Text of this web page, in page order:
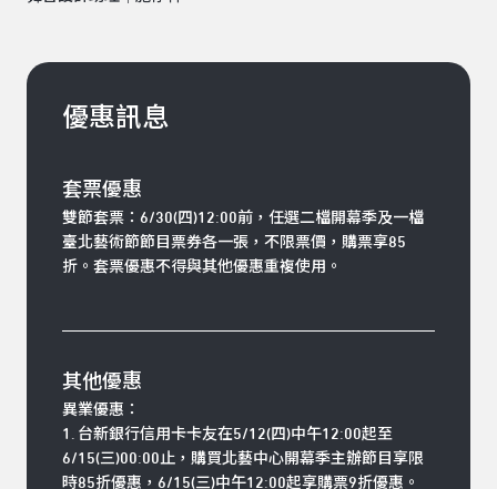
優惠訊息
套票優惠
雙節套票： 6/30(四)12:00前，任選二檔開幕季及一檔
臺北藝術節節目票券各一張，不限票價，購票享85
折。套票優惠不得與其他優惠重複使用。
其他優惠
異業優惠：
1. 台新銀行信用卡卡友在5/12(四)中午12:00起至
6/15(三)00:00止，購買北藝中心開幕季主辦節目享限
時85折優惠，6/15(三)中午12:00起享購票9折優惠。